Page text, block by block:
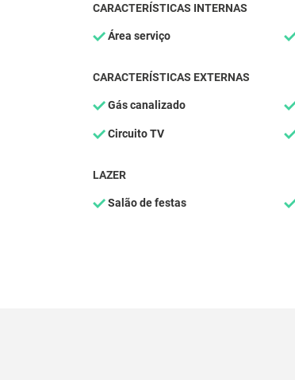
CARACTERÍSTICAS INTERNAS
Área serviço
CARACTERÍSTICAS EXTERNAS
Gás canalizado
Circuito TV
LAZER
Salão de festas